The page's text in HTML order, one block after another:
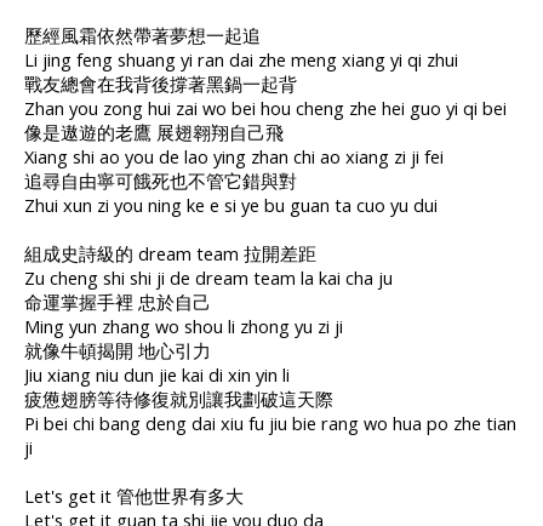
歷經風霜依然帶著夢想一起追
Li jing feng shuang yi ran dai zhe meng xiang yi qi zhui
戰友總會在我背後撐著黑鍋一起背
Zhan you zong hui zai wo bei hou cheng zhe hei guo yi qi bei
像是遨遊的老鷹 展翅翱翔自己飛
Xiang shi ao you de lao ying zhan chi ao xiang zi ji fei
追尋自由寧可餓死也不管它錯與對
Zhui xun zi you ning ke e si ye bu guan ta cuo yu dui
組成史詩級的 dream team 拉開差距
Zu cheng shi shi ji de dream team la kai cha ju
命運掌握手裡 忠於自己
Ming yun zhang wo shou li zhong yu zi ji
就像牛頓揭開 地心引力
Jiu xiang niu dun jie kai di xin yin li
疲憊翅膀等待修復就別讓我劃破這天際
Pi bei chi bang deng dai xiu fu jiu bie rang wo hua po zhe tian
ji
Let's get it 管他世界有多大
Let's get it guan ta shi jie you duo da